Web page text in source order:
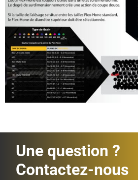
Une question ?
Contactez-nous